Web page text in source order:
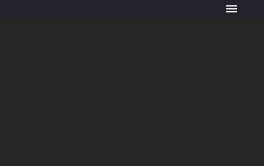
My greatest ambition is to save